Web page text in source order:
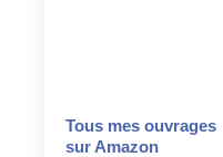
Tous mes ouvrages
sur Amazon